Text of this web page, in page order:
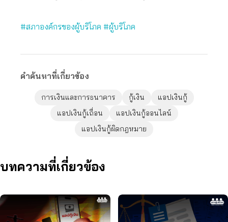
#สภาองค์กรของผู้บริโภค #ผู้บริโภค
คำค้นหาที่เกี่ยวข้อง
การเงินและการธนาคาร กู้เงิน
แอปเงินกู้
แอปเงินกู้เถื่อน
แอปเงินกู้ออนไลน์
แอปเงินกู้ผิดกฎหมาย
บทความที่เกี่ยวข้อง